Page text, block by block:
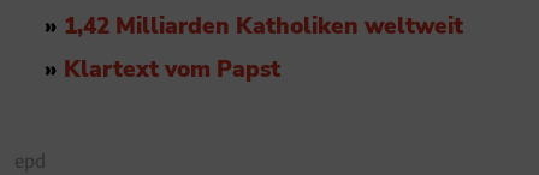
» 1,42 Milliarden Katholiken weltweit
» Klartext vom Papst
epd